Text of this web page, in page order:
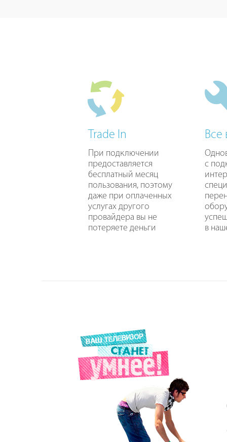
Trade In
При подключении
предоставляется
бесплатный месяц
пользования, поэтому
даже при оплаченных
услугах другого
провайдера вы не
потеряете деньги
Все
с
в